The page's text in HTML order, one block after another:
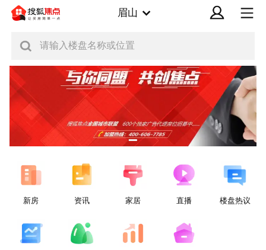
眉山
请输入楼盘名称或位置
新房 资讯 家居 直播 楼盘热议